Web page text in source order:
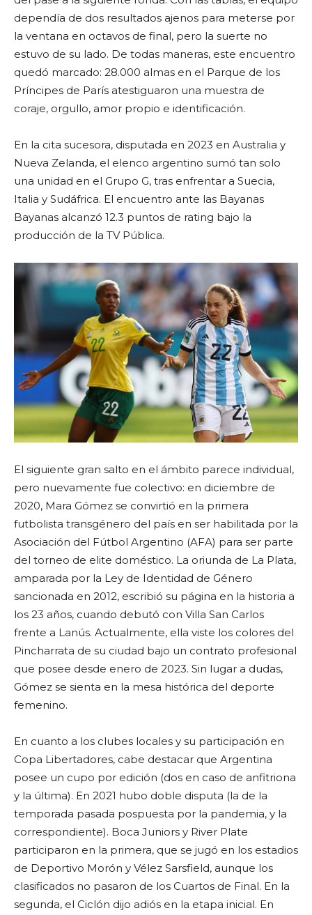
dependía de dos resultados ajenos para meterse por
la ventana en octavos de final, pero la suerte no
estuvo de su lado. De todas maneras, este encuentro
quedó marcado: 28.000 almas en el Parque de los
Príncipes de París atestiguaron una muestra de
coraje, orgullo, amor propio e identificación.
En la cita sucesora, disputada en 2023 en Australia y
Nueva Zelanda, el elenco argentino sumó tan solo
una unidad en el Grupo G, tras enfrentar a Suecia,
Italia y Sudáfrica. El encuentro ante las Bayanas
Bayanas alcanzó 12.3 puntos de rating bajo la
producción de la TV Pública.
El siguiente gran salto en el ámbito parece individual,
pero nuevamente fue colectivo: en diciembre de
2020, Mara Gómez se convirtió en la primera
futbolista transgénero del país en ser habilitada por la
Asociación del Fútbol Argentino (AFA) para ser parte
del torneo de elite doméstico. La oriunda de La Plata,
amparada por la Ley de Identidad de Género
sancionada en 2012, escribió su página en la historia a
los 23 años, cuando debutó con Villa San Carlos
frente a Lanús. Actualmente, ella viste los colores del
Pincharrata de su ciudad bajo un contrato profesional
que posee desde enero de 2023. Sin lugar a dudas,
Gómez se sienta en la mesa histórica del deporte
femenino.
En cuanto a los clubes locales y su participación en
Copa Libertadores, cabe destacar que Argentina
posee un cupo por edición (dos en caso de anfitriona
y la última). En 2021 hubo doble disputa (la de la
temporada pasada pospuesta por la pandemia, y la
correspondiente). Boca Juniors y River Plate
participaron en la primera, que se jugó en los estadios
de Deportivo Morón y Vélez Sarsfield, aunque los
clasificados no pasaron de los Cuartos de Final. En la
segunda, el Ciclón dijo adiós en la etapa inicial. En